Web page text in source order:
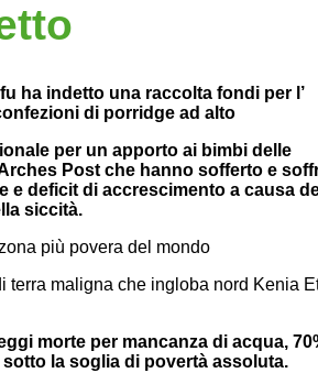
ha indetto una raccolta fondi per l’
di porridge ad alto
per un apporto ai bimbi delle
Post che hanno sofferto e
e deficit di accrescimento a causa
siccità.
più povera del mondo
terra maligna che ingloba nord Kenia
morte per mancanza di acqua,
la soglia di povertà assoluta.